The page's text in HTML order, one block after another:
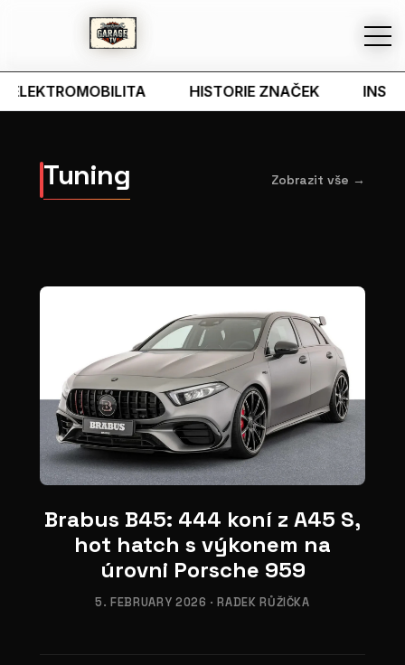
ELEKTROMOBILITA HISTORIE ZNAČEK
Tuning Zobrazit vše →
01
Brabus B45: 444 koní z A45 S,
hot hatch s výkonem na
úrovni Porsche 959
5. FEBRUARY 2026 · RADEK RŮŽIČKA